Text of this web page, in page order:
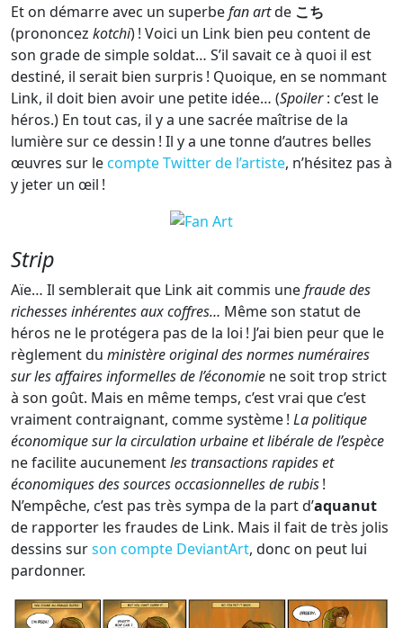
Et on démarre avec un superbefan artde こち
(prononcez kotchi) ! Voici un Link bien peu content de
son grade de simple soldat… S’il savait ce à quoi il est
destiné, il serait bien surpris ! Quoique, en se nommant
Link, il doit bien avoir une petite idée… (Spoiler: c’est le
héros.) En tout cas, il y a une sacrée maîtrise de la
lumière sur ce dessin ! Il y a une tonne d’autres belles
œuvres sur lecompte Twitter de l’artiste, n’hésitez pas à
y jeter un œil !
Strip
Aïe… Il semblerait que Link ait commis unefraude des
richesses inhérentes aux coffres… Même son statut de
héros ne le protégera pas de la loi ! J’ai bien peur que le
règlement du ministère original des normes numéraires
sur les affaires informelles de l’économie ne soit trop strict
à son goût. Mais en même temps, c’est vrai que c’est
vraiment contraignant, comme système ! La politique
économique sur la circulation urbaine et libérale de l’espèce
ne facilite aucunementles transactions rapides et
économiques des sources occasionnelles de rubis!
N’empêche, c’est pas très sympa de la part d’aquanut
de rapporter les fraudes de Link. Mais il fait de très jolis
dessins surson compte DeviantArt, donc on peut lui
pardonner.